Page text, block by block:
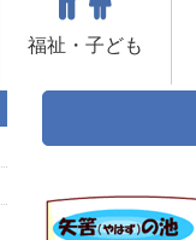
福祉・子ども